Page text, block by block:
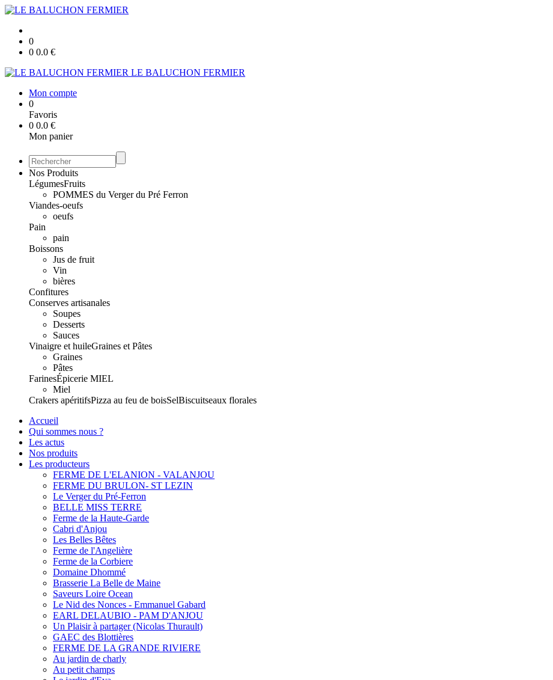
0
0 0.0 €
LE BALUCHON FERMIER
Mon compte
0
Favoris
0 0.0 €
Mon panier
Nos Produits
LégumesFruits
POMMES du Verger du Pré Ferron
Viandes-oeufs
oeufs
Pain
pain
Boissons
Jus de fruit
Vin
bières
Confitures
Conserves artisanales
Soupes
Desserts
Sauces
Vinaigre et huileGraines et Pâtes
Graines
Pâtes
FarinesÉpicerie MIEL
Miel
Crakers apéritifsPizza au feu de boisSelBiscuitseaux florales
Accueil
Qui sommes nous ?
Les actus
Nos produits
Les producteurs
FERME DE L'ELANION - VALANJOU
FERME DU BRULON- ST LEZIN
Le Verger du Pré-Ferron
BELLE MISS TERRE
Ferme de la Haute-Garde
Cabri d'Anjou
Les Belles Bêtes
Ferme de l'Angelière
Ferme de la Corbiere
Domaine Dhommé
Brasserie La Belle de Maine
Saveurs Loire Ocean
Le Nid des Nonces - Emmanuel Gabard
EARL DELAUBIO - PAM D'ANJOU
Un Plaisir à partager (Nicolas Thurault)
GAEC des Blottières
FERME DE LA GRANDE RIVIERE
Au jardin de charly
Au petit champs